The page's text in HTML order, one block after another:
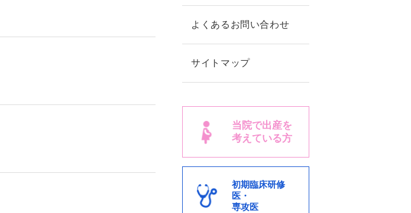
よくあるお問い合わせ
サイトマップ
当院で出産を
考えている方
初期臨床研修
医・
専攻医